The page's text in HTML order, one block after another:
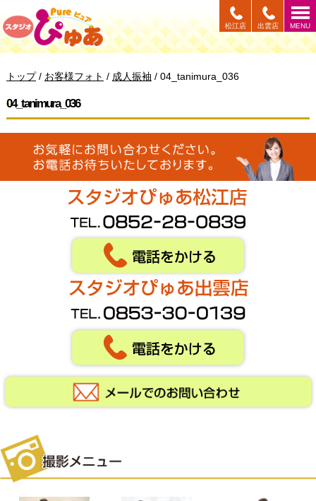
このページの本文へ
MENU
出雲店
松江店
現
の
トップ/ お客様フォト / 成人振袖 / 04_tanimura_036
04_tanimura_036